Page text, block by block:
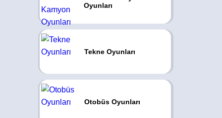
Oyunları
Tekne Oyunları
Otobüs Oyunları